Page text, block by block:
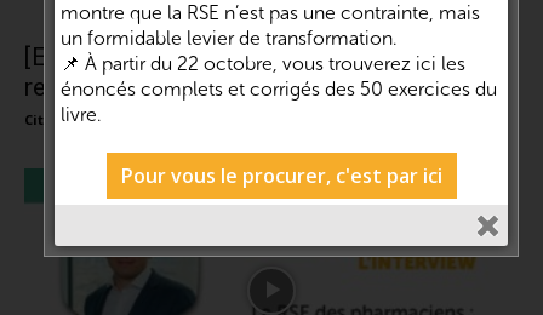
[Emission]#18 : La communication
responsable | Daniel Luciani – ICOM et...
Cité de la RSE et de l'impact
montre que la RSE n’est pas une contrainte, mais
un formidable levier de transformation.
📌 À partir du 22 octobre, vous trouverez ici les
énoncés complets et corrigés des 50 exercices du
livre.
Pour vous le procurer, c'est par ici